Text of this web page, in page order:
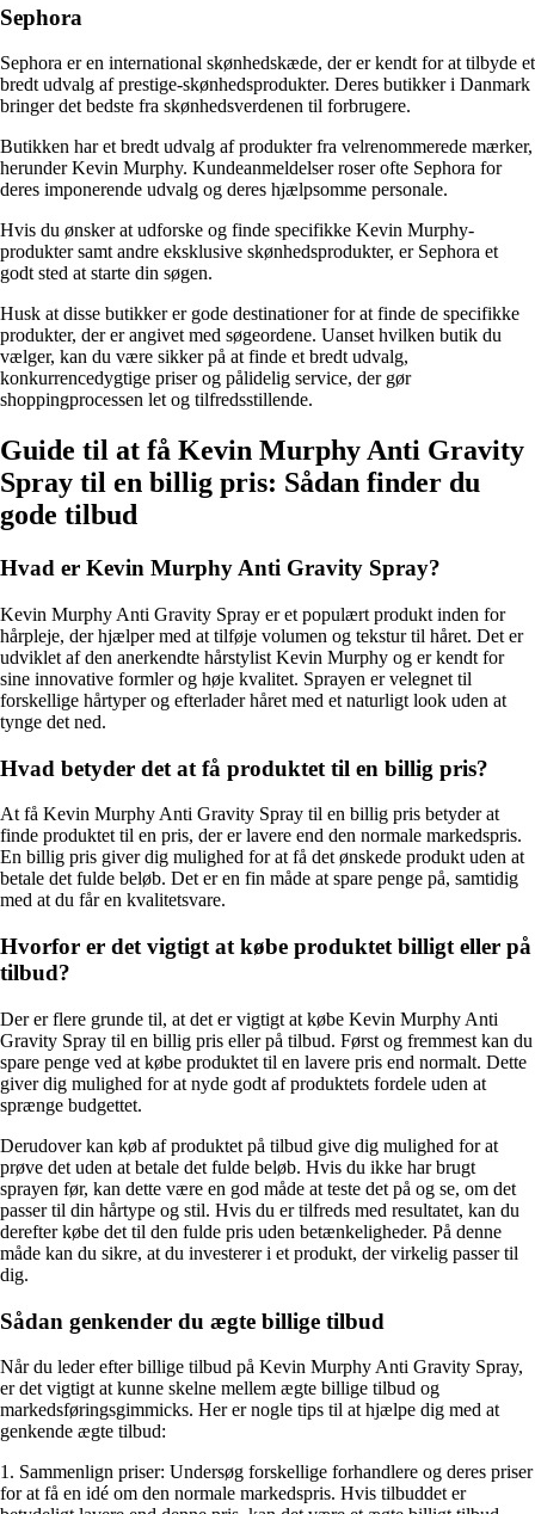
Sephora
Sephora er en international skønhedskæde, der er kendt for at tilbyde et
bredt udvalg af prestige-skønhedsprodukter. Deres butikker i Danmark
bringer det bedste fra skønhedsverdenen til forbrugere.
Butikken har et bredt udvalg af produkter fra velrenommerede mærker,
herunder Kevin Murphy. Kundeanmeldelser roser ofte Sephora for
deres imponerende udvalg og deres hjælpsomme personale.
Hvis du ønsker at udforske og finde specifikke Kevin Murphy-
produkter samt andre eksklusive skønhedsprodukter, er Sephora et
godt sted at starte din søgen.
Husk at disse butikker er gode destinationer for at finde de specifikke
produkter, der er angivet med søgeordene. Uanset hvilken butik du
vælger, kan du være sikker på at finde et bredt udvalg,
konkurrencedygtige priser og pålidelig service, der gør
shoppingprocessen let og tilfredsstillende.
Guide til at få Kevin Murphy Anti Gravity
Spray til en billig pris: Sådan finder du
gode tilbud
Hvad er Kevin Murphy Anti Gravity Spray?
Kevin Murphy Anti Gravity Spray er et populært produkt inden for
hårpleje, der hjælper med at tilføje volumen og tekstur til håret. Det er
udviklet af den anerkendte hårstylist Kevin Murphy og er kendt for
sine innovative formler og høje kvalitet. Sprayen er velegnet til
forskellige hårtyper og efterlader håret med et naturligt look uden at
tynge det ned.
Hvad betyder det at få produktet til en billig pris?
At få Kevin Murphy Anti Gravity Spray til en billig pris betyder at
finde produktet til en pris, der er lavere end den normale markedspris.
En billig pris giver dig mulighed for at få det ønskede produkt uden at
betale det fulde beløb. Det er en fin måde at spare penge på, samtidig
med at du får en kvalitetsvare.
Hvorfor er det vigtigt at købe produktet billigt eller på
tilbud?
Der er flere grunde til, at det er vigtigt at købe Kevin Murphy Anti
Gravity Spray til en billig pris eller på tilbud. Først og fremmest kan du
spare penge ved at købe produktet til en lavere pris end normalt. Dette
giver dig mulighed for at nyde godt af produktets fordele uden at
sprænge budgettet.
Derudover kan køb af produktet på tilbud give dig mulighed for at
prøve det uden at betale det fulde beløb. Hvis du ikke har brugt
sprayen før, kan dette være en god måde at teste det på og se, om det
passer til din hårtype og stil. Hvis du er tilfreds med resultatet, kan du
derefter købe det til den fulde pris uden betænkeligheder. På denne
måde kan du sikre, at du investerer i et produkt, der virkelig passer til
dig.
Sådan genkender du ægte billige tilbud
Når du leder efter billige tilbud på Kevin Murphy Anti Gravity Spray,
er det vigtigt at kunne skelne mellem ægte billige tilbud og
markedsføringsgimmicks. Her er nogle tips til at hjælpe dig med at
genkende ægte tilbud:
1. Sammenlign priser: Undersøg forskellige forhandlere og deres priser
for at få en idé om den normale markedspris. Hvis tilbuddet er